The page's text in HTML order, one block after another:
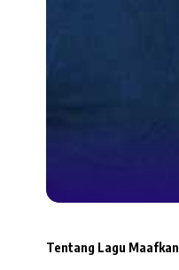
Tentang Lagu Maafkan